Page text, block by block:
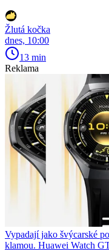
Žlutá kočka
dnes, 10:00
13 min
Reklama
Vypadají jako švýcarské
klamou. Huawei Watch